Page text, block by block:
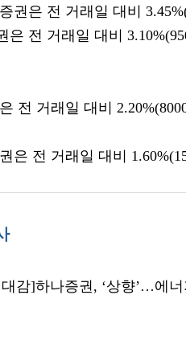
권은 전 거래일 대비
은 전 거래일 대비
전 거래일 대비
은 전 거래일 대비
감]하나증권, ‘상향’…에